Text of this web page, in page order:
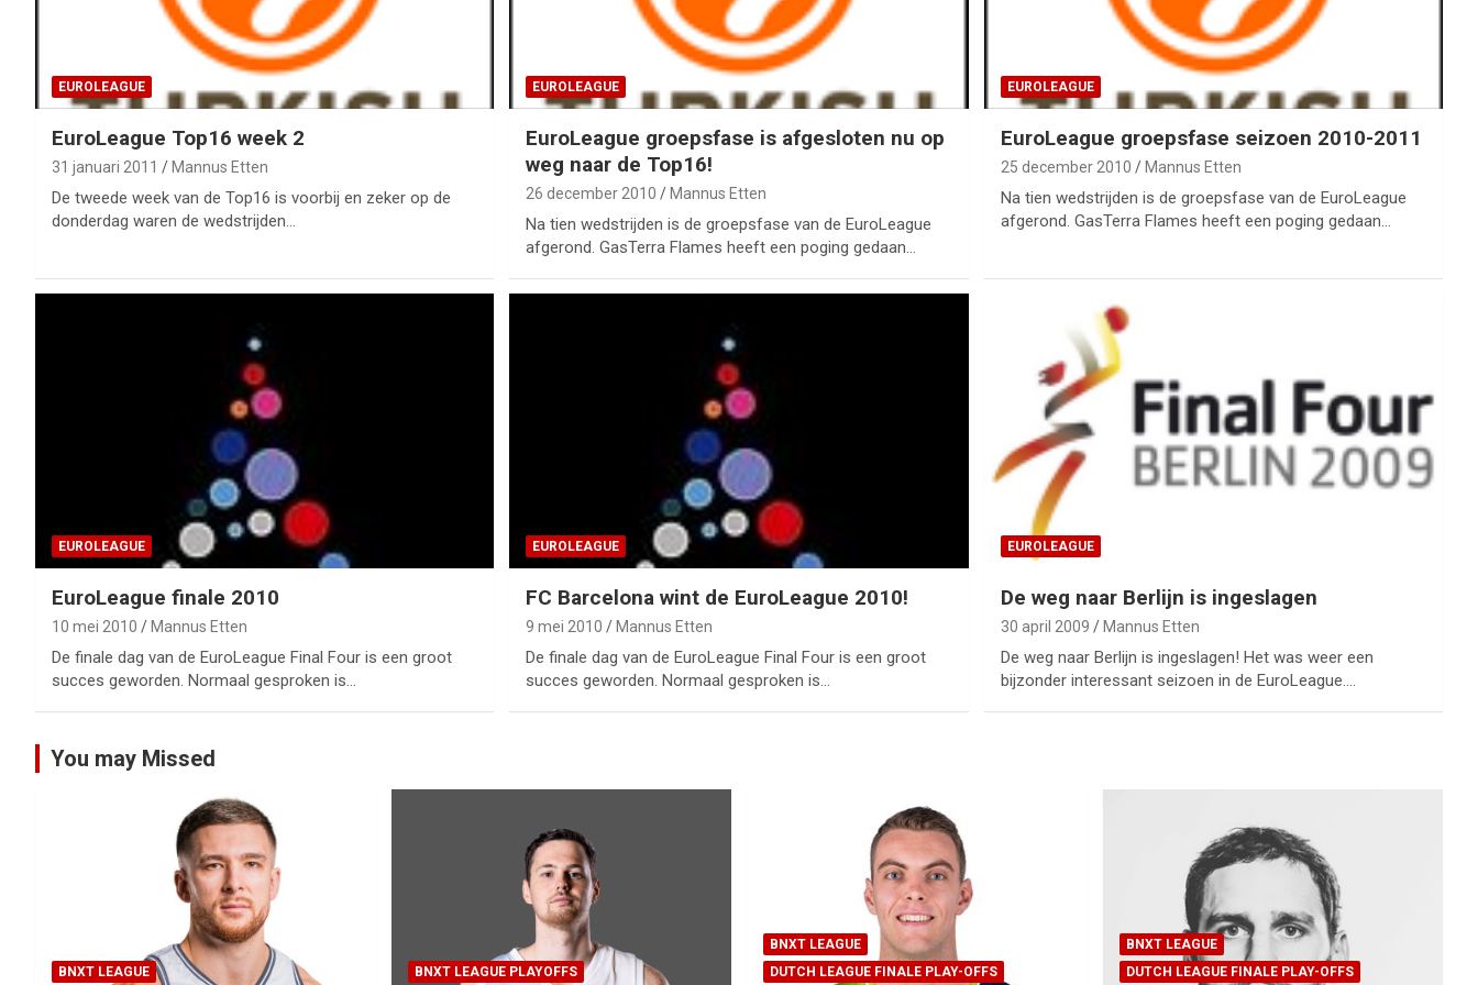
EUROLEAGUE
EuroLeague Top16 week 2
31 januari 2011 Mannus Etten
De tweede week van de Top16 is voorbij en zeker op de
donderdag waren de wedstrijden…
EUROLEAGUE
EuroLeague groepsfase is afgesloten nu op
weg naar de Top16!
26 december 2010 Mannus Etten
Na tien wedstrijden is de groepsfase van de EuroLeague
afgerond. GasTerra Flames heeft een poging gedaan…
EUROLEAGUE
EuroLeague groepsfase seizoen 2010-2011
25 december 2010 Mannus Etten
Na tien wedstrijden is de groepsfase van de EuroLeague
afgerond. GasTerra Flames heeft een poging gedaan…
EUROLEAGUE
EuroLeague finale 2010
10 mei 2010 Mannus Etten
De finale dag van de EuroLeague Final Four is een groot
succes geworden. Normaal gesproken is…
EUROLEAGUE
FC Barcelona wint de EuroLeague 2010!
9 mei 2010 Mannus Etten
De finale dag van de EuroLeague Final Four is een groot
succes geworden. Normaal gesproken is…
EUROLEAGUE
De weg naar Berlijn is ingeslagen
30 april 2009 Mannus Etten
De weg naar Berlijn is ingeslagen! Het was weer een
bijzonder interessant seizoen in de EuroLeague.…
You may Missed
BNXT LEAGUE BNXT LEAGUE PLAYOFFS
BNXT LEAGUE
DUTCH LEAGUE FINALE PLAY-OFFS
BNXT LEAGUE
DUTCH LEAGUE FINALE PLAY-OFFS